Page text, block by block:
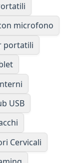
microfono
portatili
USB
Cervicali